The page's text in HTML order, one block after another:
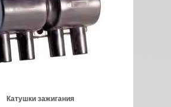
Катушки зажигания